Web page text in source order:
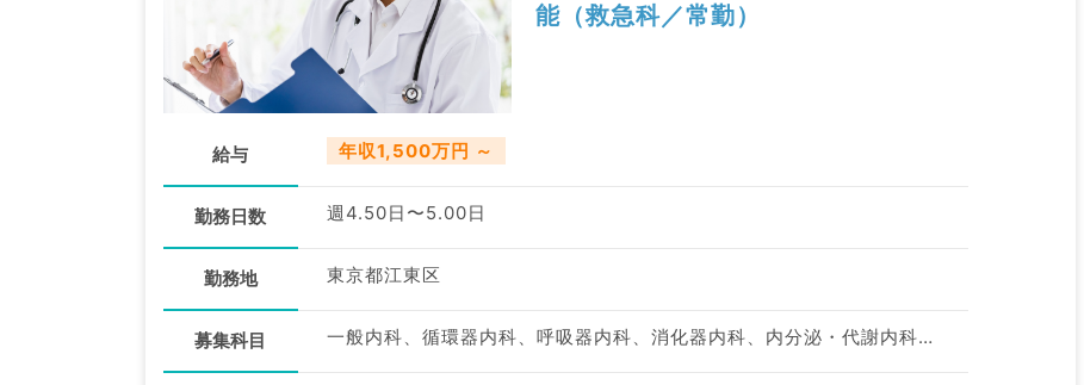
能（救急科／常勤）
給与 年収1,500万円 ～
勤務日数 週4.50日〜5.00日
勤務地 東京都江東区
募集科目 一般内科、循環器内科、呼吸器内科、消化器内科、内分泌・代謝内科、腎臓内科、老年内科、血液内科